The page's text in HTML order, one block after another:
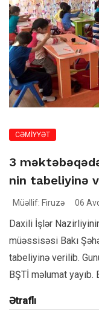
CƏMİYYƏT
3
nin tabeliyinə
Müəllif: Firuzə 06
Daxili İşlər
müəssisəsi Bakı
tabeliyinə verilib.
BŞTİ məlumat yayıb.
Ətraflı